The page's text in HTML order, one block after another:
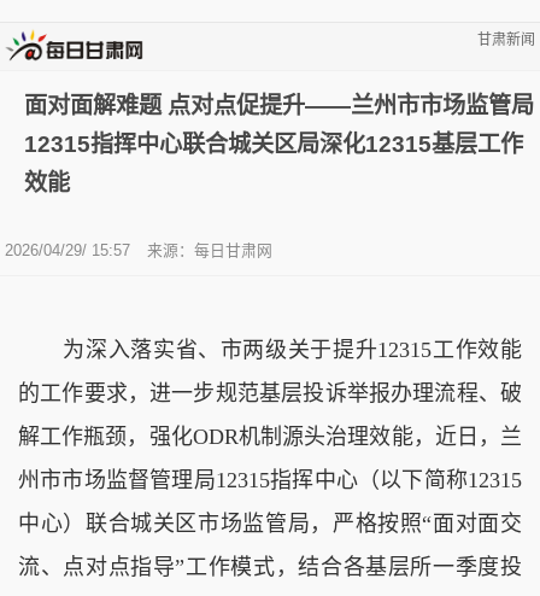
甘肃新闻
面对面解难题 点对点促提升——兰州市市场监管局
12315指挥中心联合城关区局深化12315基层工作
效能
2026/04/29/ 15:57 来源： 每日甘肃网
为深入落实省、市两级关于提升12315工作效能
的工作要求，进一步规范基层投诉举报办理流程、破
解工作瓶颈，强化ODR机制源头治理效能，近日，兰
州市市场监督管理局12315指挥中心（以下简称12315
中心）联合城关区市场监管局，严格按照“面对面交
流、点对点指导”工作模式，结合各基层所一季度投